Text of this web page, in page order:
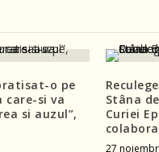
o pe
si va
si auzul”,
Stâna
Curiei
27